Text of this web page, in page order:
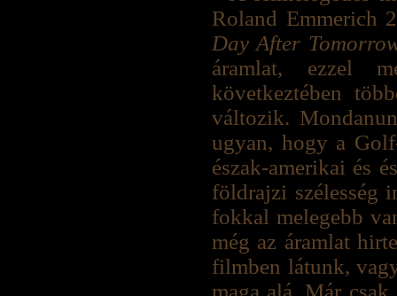
Roland Emmerich
Day After
áramlat, ezzel
következtében
változik.
ugyan, hogy a
észak-amerikai és
földrajzi szélesség
fokkal melegebb
még az áramlat
filmben látunk,
maga alá. Már csak